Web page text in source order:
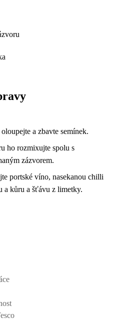
a zbavte semínek.
ho rozmixujte spolu s
zázvorem.
portské víno, nasekanou chilli
a kůru a šťávu z limetky.